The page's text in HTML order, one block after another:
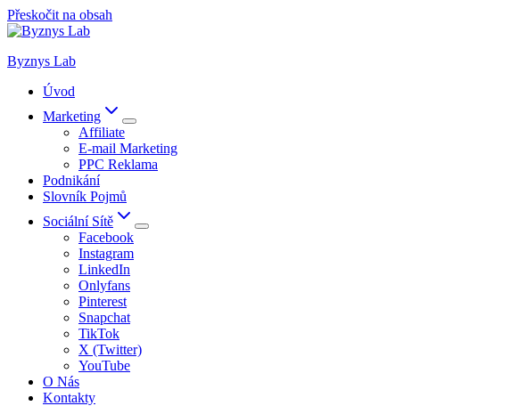
Přeskočit na obsah
Byznys Lab
Úvod
Marketing
Affiliate
E-mail Marketing
PPC Reklama
Podnikání
Slovník Pojmů
Sociální Sítě
Facebook
Instagram
LinkedIn
Onlyfans
Pinterest
Snapchat
TikTok
X (Twitter)
YouTube
O Nás
Kontakty